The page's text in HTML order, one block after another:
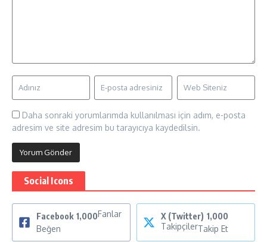
Daha sonraki yorumlarımda kullanılması için adım, e-posta
adresim ve site adresim bu tarayıcıya kaydedilsin.
Social Icons
Facebook 1,000Fanlar
Beğen
X (Twitter) 1,000
TakipçilerTakip Et